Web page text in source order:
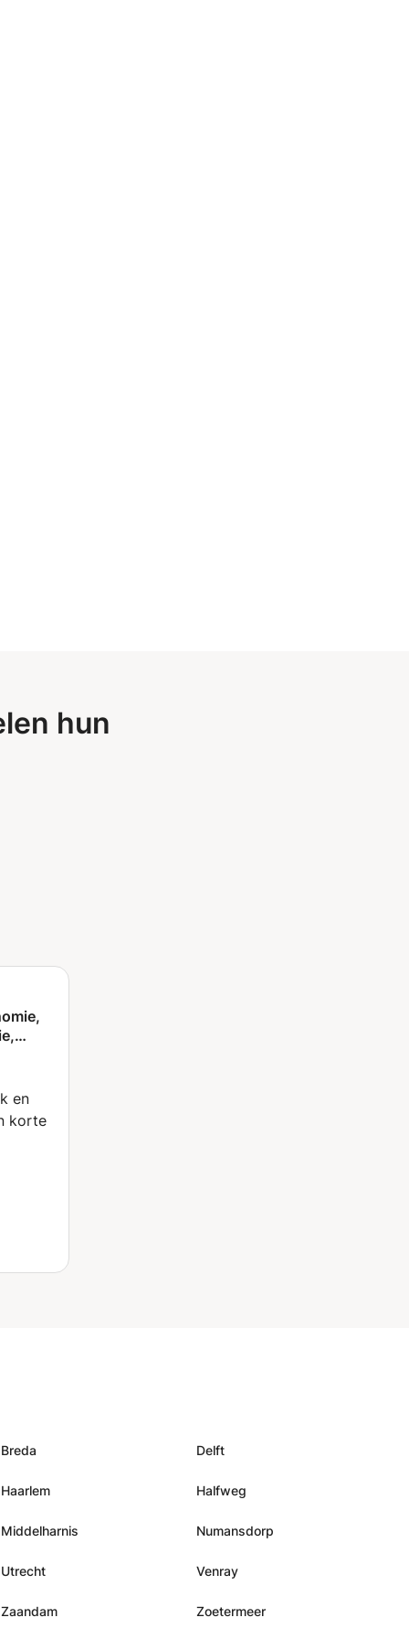
hun
en
korte
Breda Delft
Haarlem Halfweg
Middelharnis Numansdorp
Utrecht Venray
Zaandam Zoetermeer